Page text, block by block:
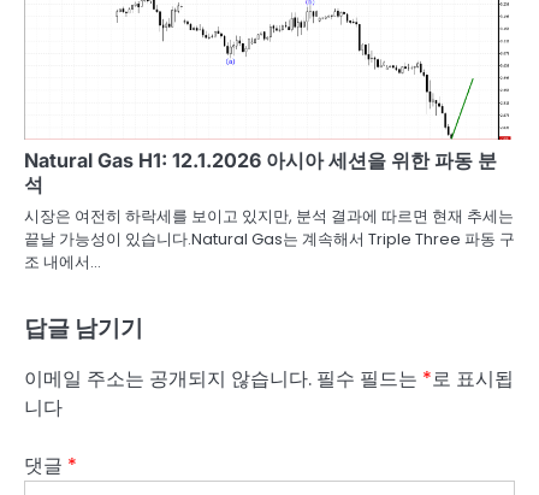
Natural Gas H1: 12.1.2026 아시아 세션을 위한 파동 분
석
시장은 여전히 하락세를 보이고 있지만, 분석 결과에 따르면 현재 추세는
끝날 가능성이 있습니다.Natural Gas는 계속해서 Triple Three 파동 구
조 내에서…
답글 남기기
이메일 주소는 공개되지 않습니다. 필수 필드는 *로 표시됩
니다
댓글 *